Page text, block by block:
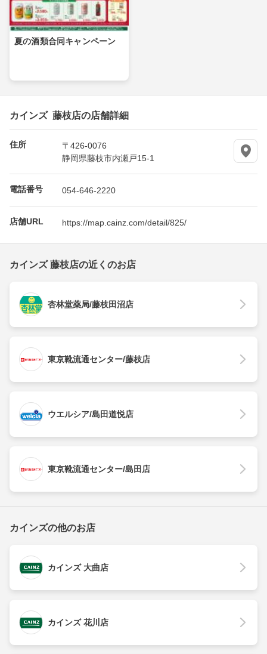
夏の酒類合同キャンペーン
カインズ 藤枝店の店舗詳細
住所
〒426-0076
静岡県藤枝市内瀬戸15-1
電話番号 054-646-2220
店舗URL https://map.cainz.com/detail/825/
カインズ 藤枝店の近くのお店
杏林堂薬局/藤枝田沼店
東京靴流通センター/藤枝店
ウエルシア/島田道悦店
東京靴流通センター/島田店
カインズの他のお店
カインズ 大曲店
カインズ 花川店